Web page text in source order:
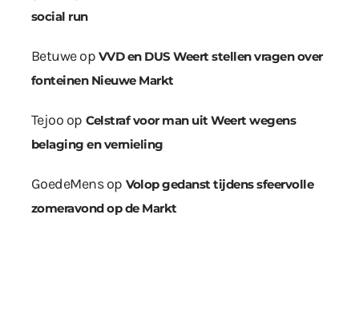
social run
Betuweop VVD en DUS Weert stellen vragen over
fonteinen Nieuwe Markt
Tejoo op Celstraf voor man uit Weert wegens
belaging en vernieling
GoedeMensop Volop gedanst tijdens sfeervolle
zomeravond op de Markt